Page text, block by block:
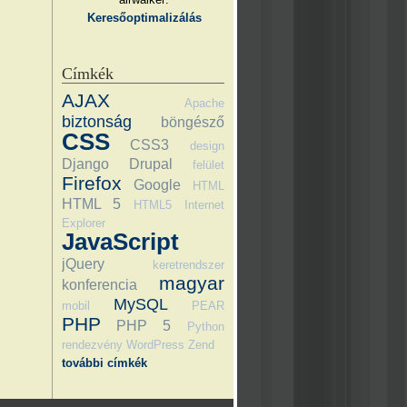
Keresőoptimalizálás
Címkék
AJAX Apache
biztonság böngésző
CSS CSS3 design
Django Drupal felület
Firefox Google HTML
HTML 5 HTML5
Internet
Explorer
JavaScript
jQuery keretrendszer
konferencia magyar
mobil MySQL PEAR
PHP PHP 5
Python
rendezvény WordPress Zend
további címkék